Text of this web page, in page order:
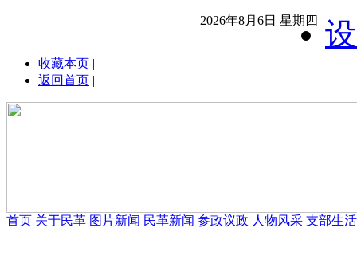
2026年8月6日 星期四
收藏本页 |
返回首页 |
首页 关于民革 图片新闻 民革新闻 参政议政 人物风采 支部生活